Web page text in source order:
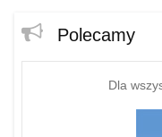
Polecamy
Dla